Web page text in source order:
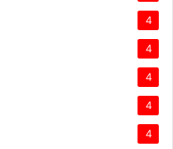
4
4
4
4
4